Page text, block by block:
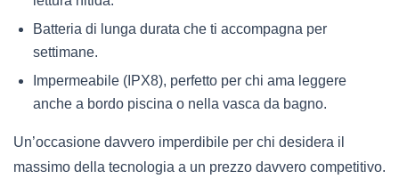
Batteria di lunga durata che ti accompagna per
settimane.
Impermeabile (IPX8), perfetto per chi ama leggere
anche a bordo piscina o nella vasca da bagno.
Un’occasione davvero imperdibile per chi desidera il
massimo della tecnologia a un prezzo davvero competitivo.